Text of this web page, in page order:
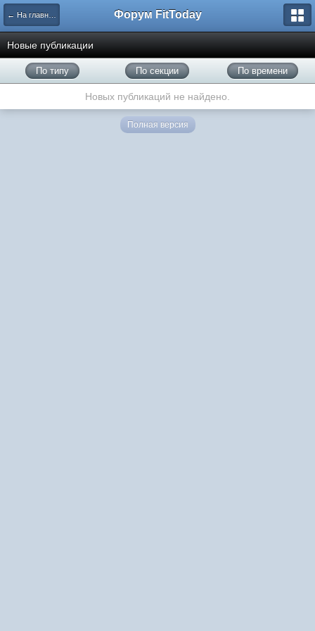
← На главную Форум FitToday
Новые публикации
По типу По секции По времени
Новых публикаций не найдено.
Полная версия